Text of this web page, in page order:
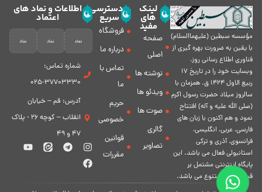
مؤسسه سبطين (عليهماالسلام)
با يقين به ضرورت بهره گیرى از
فناورى اطلاع رسانى روز،
وبسایت خود را در تاريخ 17
ربيع الاول 1424 ق. همزمان با
سالروز ميلاد حضرت رسول اكرم
(صلی الله علیه و آله) افتتاح
نمود و هم اكنون با زبان های
فارسی، عربى، انگلیسی،
فرانسوی، آذری و ترکی
استانبولی فعال مى باشد. اين
پايگاه اينترنتى مشتمل بر
قسمت هاى متنوع مى باشد.
لینک
های
مفید
صفحه
اصلی
نوشته ها
ویدئو ها
صوت ها
گالری
تصاویر
دسترسی
سریع
فروشگاه
درباره ما
تماس با
ما
حریم
خصوصی
قوانین
مقررات
اطلاعات و نماد های
اعتماد
شماره تماس:
37703330-025
آدرس: قم – خیابان
انقلاب – کوچه 26 - پلاک
47 و 49